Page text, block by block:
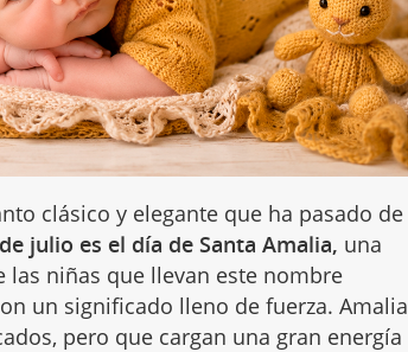
clásico y elegante que ha pasado de
julio es el día de Santa Amalia, una
niñas que llevan este nombre
un significado lleno de fuerza. Amalia
pero que cargan una gran energía